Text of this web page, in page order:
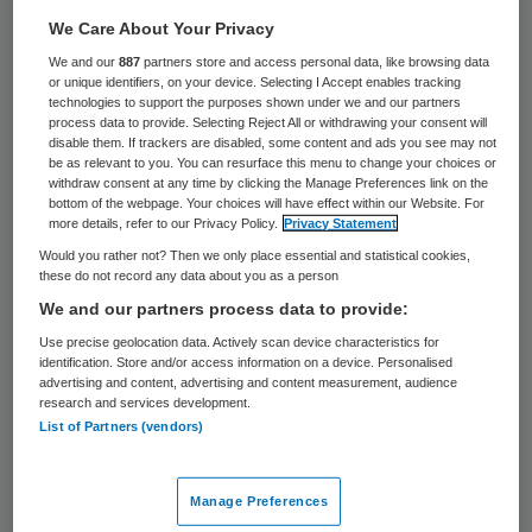
De animo voor een hbo-opleiding op het
gebied van gezondheidszorg is flink
toegenomen. Dat maakte de Vereniging
Hogescholen donderdag bekend.
In het studiejaar 2019-2020 hebben ruim
14.600 eerstejaars zich aangemeld voor
zo’n studie, een groei van 6 procent
vergeleken met een jaar eerder. Vooral het
aantal inschrijvingen voor de opleiding tot
verpleegkundige (+12,3 procent) liet een
termijn voor de ziekenhuizen en
verpleeghuizen die zitten te springen om
We Care About Your Privacy
We and our887 partners store and access personal data, like browsing data
or unique identifiers, on your device. Selecting I Accept enables tracking
technologies to support the purposes shown under we and our partners
process data to provide. Selecting Reject All or withdrawing your consent will
disable them. If trackers are disabled, some content and ads you see may not
be as relevant to you. You can resurface this menu to change your choices or
withdraw consent at any time by clicking the Manage Preferences link on the
bottom of the webpage. Your choices will have effect within our Website. For
more details, refer to our Privacy Policy.
Privacy Statement
Would you rather not? Then we only place essential and statistical cookies,
these do not record any data about you as a person
We and our partners process data to provide:
Use precise geolocation data. Actively scan device characteristics for
identification. Store and/or access information on a device. Personalised
advertising and content, advertising and content measurement, audience
research and services development.
List of Partners (vendors)
Manage Preferences